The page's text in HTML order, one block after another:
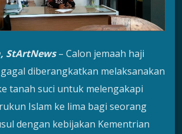
StArtNews– Calon jemaah haji
diberangkatkan melaksanakan
tanah suci untuk melengakapi
Islam ke lima bagi seorang
dengan kebijakan Kementrian